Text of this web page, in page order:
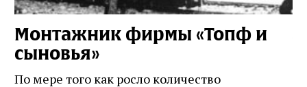
Монтажник фирмы «Топф и
сыновья»
По мере того как росло количество